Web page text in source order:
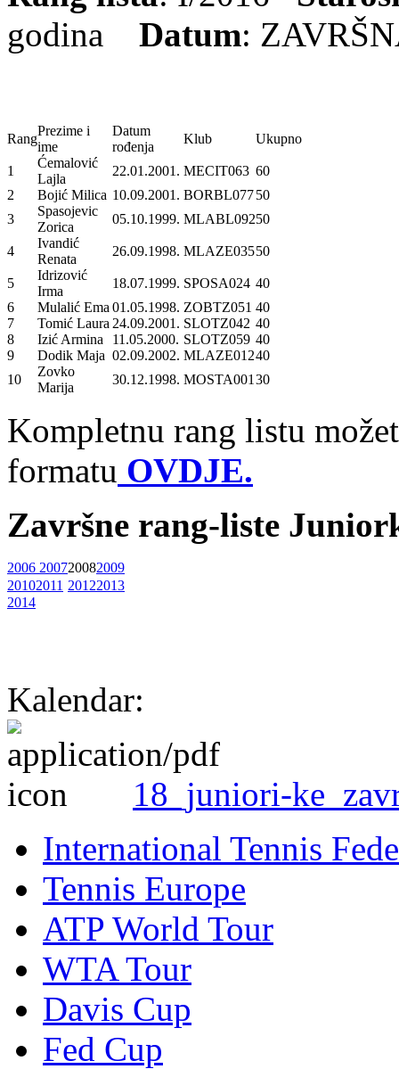
godina Datum:
Rang
Prezime i
ime
Datum
rođenja
Klub Ukupno
1
Ćemalović
Lajla
22.01.2001. MECIT063 60
2
Bojić Milica 10.09.2001. BORBL07750
3
Spasojevic
Zorica
05.10.1999. MLABL09250
4
Ivandić
Renata
26.09.1998. MLAZE03550
5
Idrizović
Irma
18.07.1999. SPOSA024 40
6
Mulalić Ema 01.05.1998. ZOBTZ051 40
7
Tomić Laura 24.09.2001. SLOTZ042 40
8
Izić Armina 11.05.2000. SLOTZ059 40
9
Dodik Maja 02.09.2002. MLAZE01240
10
Zovko
Marija
30.12.1998. MOSTA001 30
Kompletnu rang listu
formatu OVDJE.
Završne rang-liste
2006 200720082009
20102011 20122013
2014
Kalendar:
18_juniori-
International Tennis
Tennis Europe
ATP World Tour
WTA Tour
Davis Cup
Fed Cup